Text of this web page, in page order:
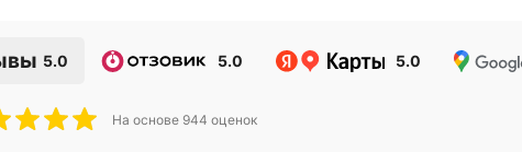
5.0 5.0 5.0
На основе 944 оценок